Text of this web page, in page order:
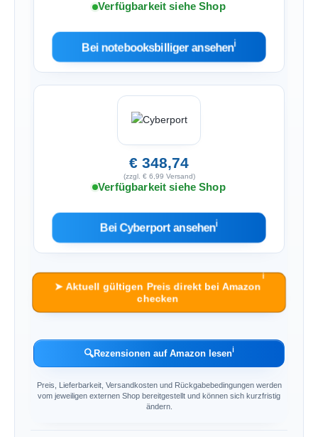
Verfügbarkeit siehe Shop
Bei notebooksbilliger ansehenℹ︎
€ 348,74
(zzgl. € 6,99 Versand)
Verfügbarkeit siehe Shop
Bei Cyberport ansehenℹ︎
➤ Aktuell gültigen Preis direkt bei Amazon
checken
ℹ︎
🔍Rezensionen auf Amazon lesenℹ︎
Preis, Lieferbarkeit, Versandkosten und Rückgabebedingungen werden
vom jeweiligen externen Shop bereitgestellt und können sich kurzfristig
ändern.